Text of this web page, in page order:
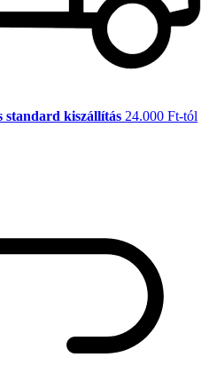
standard kiszállítás 24.000 Ft-tól